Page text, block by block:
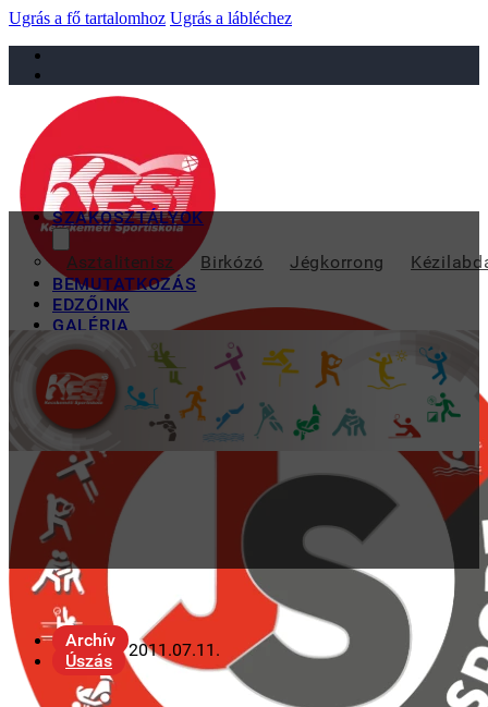
Ugrás a fő tartalomhoz Ugrás a lábléchez
sportiskola@juniorsportkft.hu
SZAKOSZTÁLYOK
Asztalitenisz Birkózó Jégkorrong
BEMUTATKOZÁS
EDZŐINK
GALÉRIA
TAO
KAPCSOLAT
Archív
Úszás
2011.07.11.